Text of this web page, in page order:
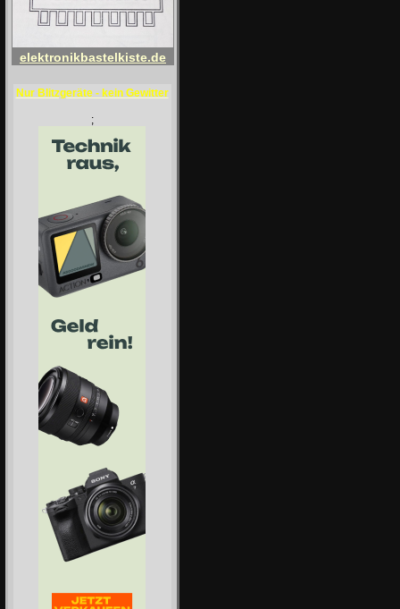
elektronikbastelkiste.de
Nur Blitzgeräte - kein Gewitter
;